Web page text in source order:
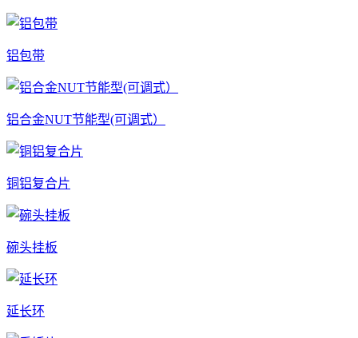
铝包带
铝合金NUT节能型(可调式）
铜铝复合片
碗头挂板
延长环